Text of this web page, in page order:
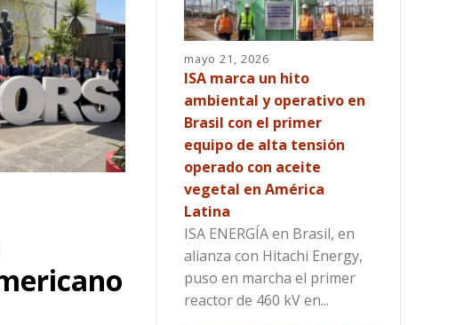
mayo 21, 2026
ISA marca un hito
ambiental y operativo en
Brasil con el primer
equipo de alta tensión
operado con aceite
vegetal en América
Latina
ISA ENERGÍA en Brasil, en
alianza con Hitachi Energy,
puso en marcha el primer
reactor de 460 kV en...